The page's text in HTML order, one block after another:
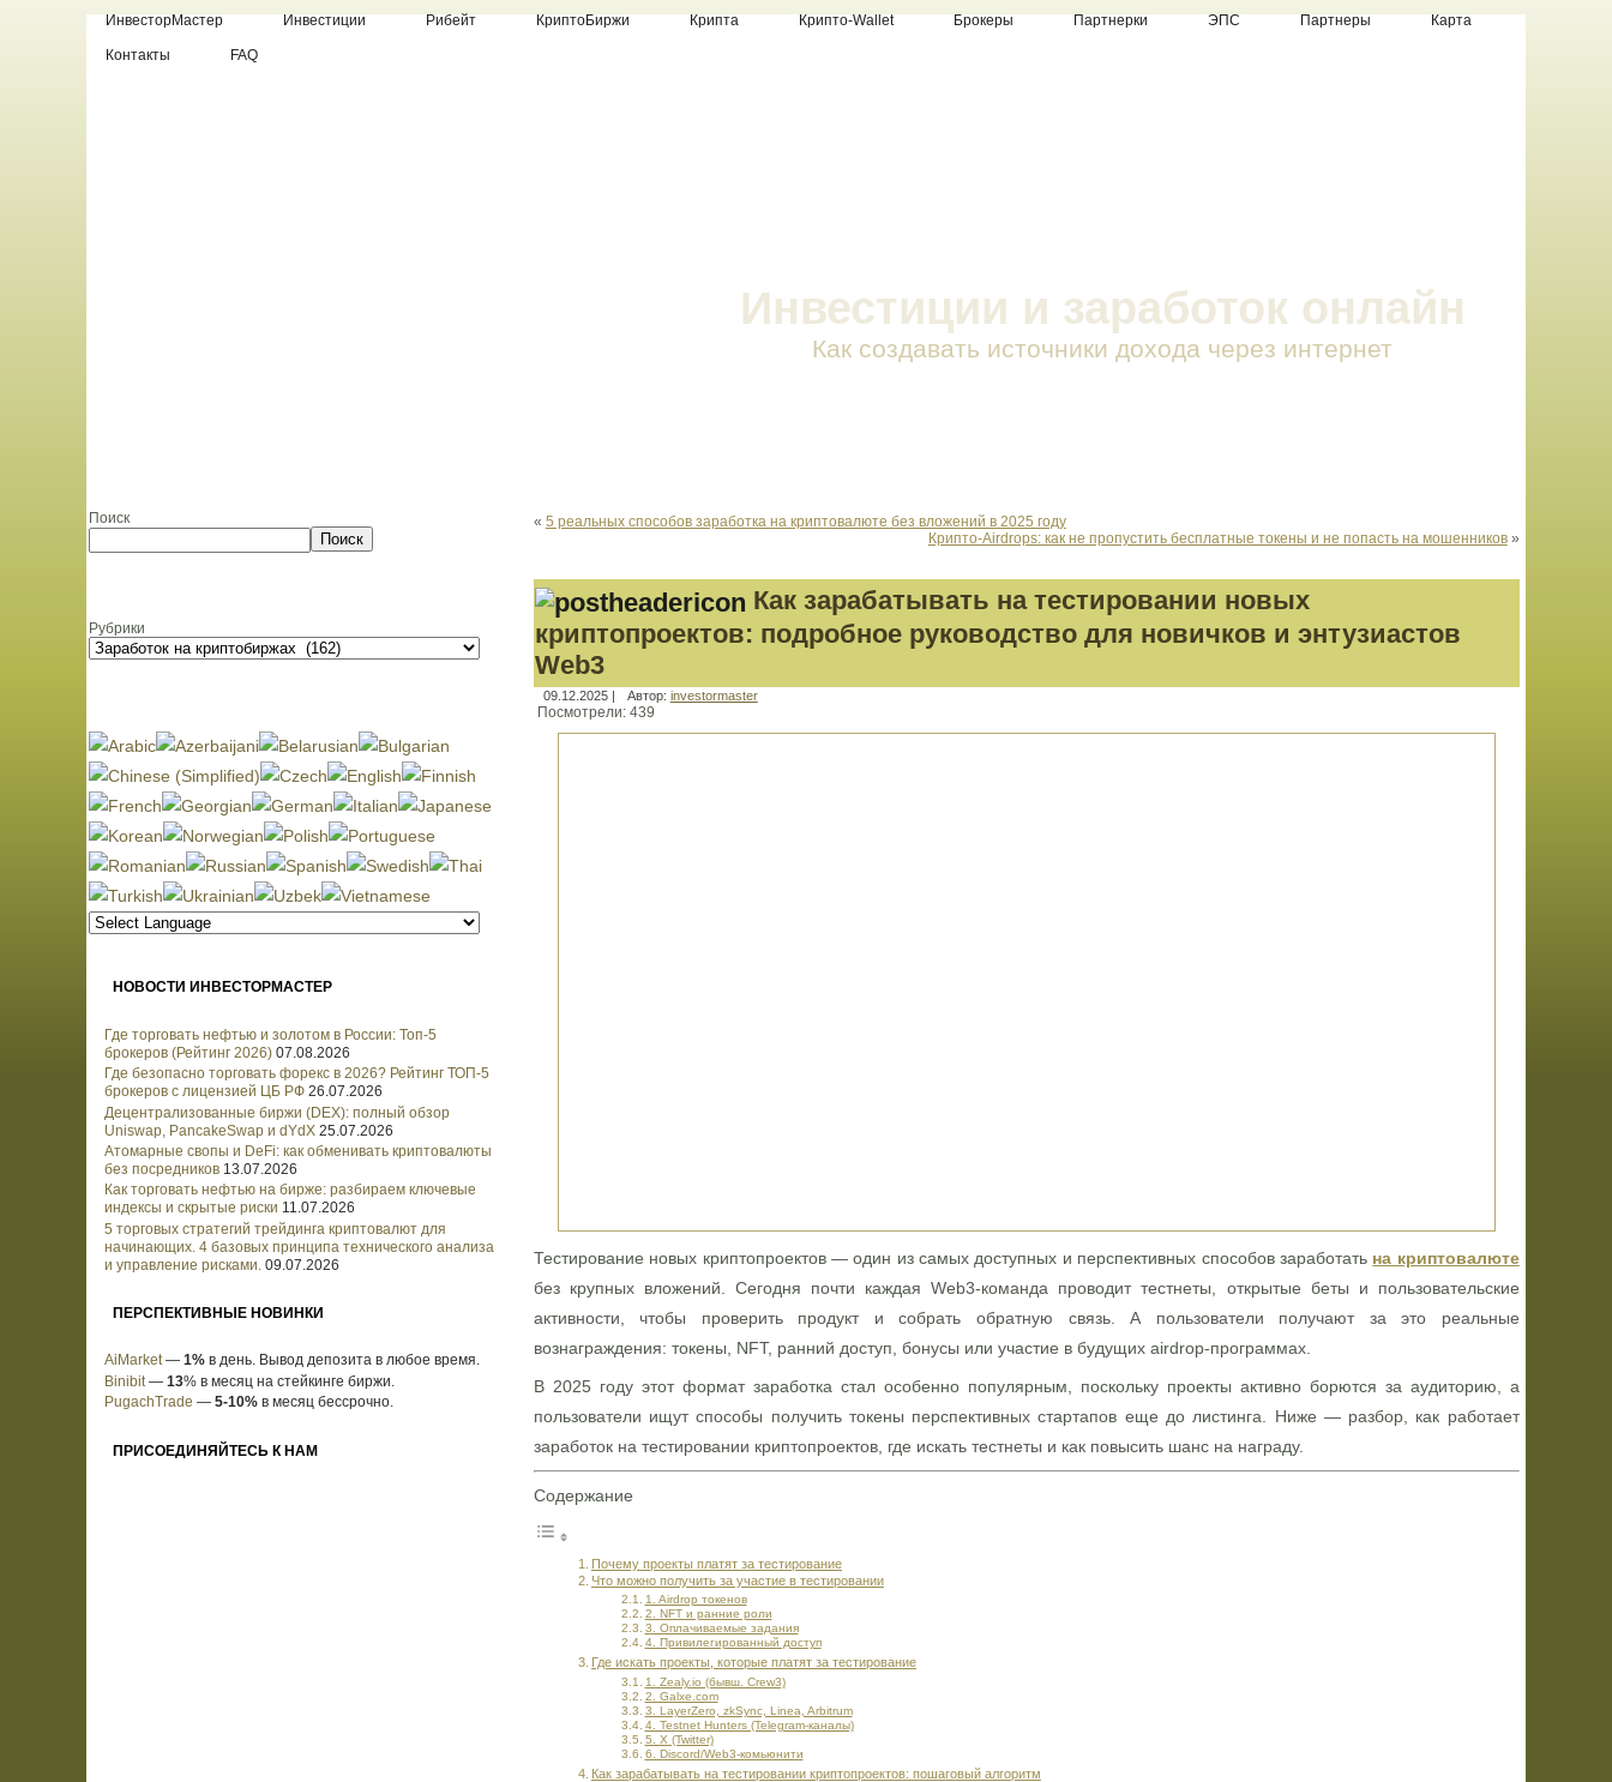
ИнвесторМастер Инвестиции Рибейт КриптоБиржи Крипта Крипто-Wallet Брокеры Партнерки ЭПС Партнеры Карта
Контакты FAQ
Инвестиции и заработок онлайн
Как создавать источники дохода через интернет
Поиск
Поиск
Рубрики
НОВОСТИ ИНВЕСТОРМАСТЕР
Где торговать нефтью и золотом в России: Топ-5
брокеров (Рейтинг 2026) 07.08.2026
Где безопасно торговать форекс в 2026? Рейтинг ТОП-5
брокеров с лицензией ЦБ РФ 26.07.2026
Децентрализованные биржи (DEX): полный обзор
Uniswap, PancakeSwap и dYdX 25.07.2026
Атомарные свопы и DeFi: как обменивать криптовалюты
без посредников 13.07.2026
Как торговать нефтью на бирже: разбираем ключевые
индексы и скрытые риски 11.07.2026
5 торговых стратегий трейдинга криптовалют для
начинающих. 4 базовых принципа технического анализа
и управление рисками. 09.07.2026
ПЕРСПЕКТИВНЫЕ НОВИНКИ
AiMarket— 1%в день. Вывод депозита в любое время.
Binibit— 13% в месяц на стейкинге биржи.
PugachTrade — 5-10%в месяц бессрочно.
ПРИСОЕДИНЯЙТЕСЬ К НАМ
« 5 реальных способов заработка на криптовалюте без вложений в 2025 году
Крипто-Airdrops: как не пропустить бесплатные токены и не попасть на мошенников»
Как зарабатывать на тестировании новых
криптопроектов: подробное руководство для новичков и энтузиастов
Web3
09.12.2025 | Автор: investormaster
Посмотрели: 439
Тестирование новых криптопроектов — один из самых доступных и перспективных способов заработать на криптовалюте
без крупных вложений. Сегодня почти каждая Web3-команда проводит тестнеты, открытые беты и пользовательские
активности, чтобы проверить продукт и собрать обратную связь. А пользователи получают за это реальные
вознаграждения: токены, NFT, ранний доступ, бонусы или участие в будущих airdrop-программах.
В 2025 году этот формат заработка стал особенно популярным, поскольку проекты активно борются за аудиторию, а
пользователи ищут способы получить токены перспективных стартапов еще до листинга. Ниже — разбор, как работает
заработок на тестировании криптопроектов, где искать тестнеты и как повысить шанс на награду.
Содержание
Почему проекты платят за тестирование
Что можно получить за участие в тестировании
1. Airdrop токенов
2. NFT и ранние роли
3. Оплачиваемые задания
4. Привилегированный доступ
Где искать проекты, которые платят за тестирование
1. Zealy.io (бывш. Crew3)
2. Galxe.com
3. LayerZero, zkSync, Linea, Arbitrum
4. Testnet Hunters (Telegram-каналы)
5. X (Twitter)
6. Discord/Web3-комьюнити
Как зарабатывать на тестировании криптопроектов: пошаговый алгоритм